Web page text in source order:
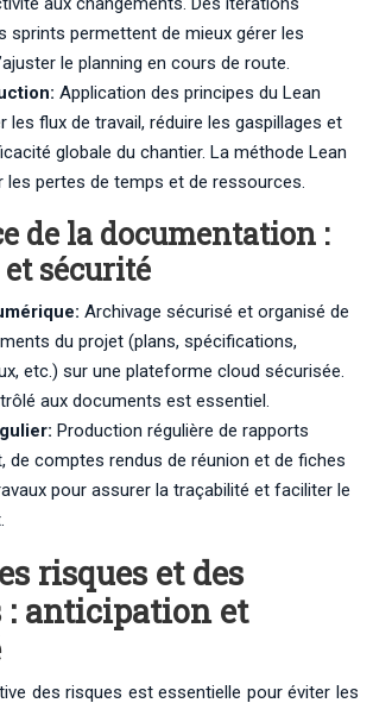
sprints permettent de mieux gérer les
le planning en cours de route.
Application des principes du Lean
les flux de travail, réduire les gaspillages et
globale du chantier. La méthode Lean
les pertes de temps et de ressources.
de la documentation :
sécurité
Archivage sécurisé et organisé de
du projet (plans, spécifications,
etc.) sur une plateforme cloud sécurisée.
aux documents est essentiel.
Production régulière de rapports
de comptes rendus de réunion et de fiches
pour assurer la traçabilité et faciliter le
risques et des
anticipation et
des risques est essentielle pour éviter les